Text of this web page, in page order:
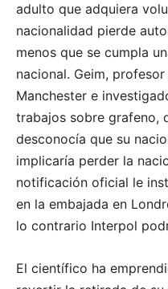
adulto que adquiera
nacionalidad pierde
menos que se cumpla
nacional. Geim,
Manchester e
trabajos sobre grafeno,
desconocía que su
implicaría perder la
notificación oficial le
en la embajada en
lo contrario Interpol
El científico ha